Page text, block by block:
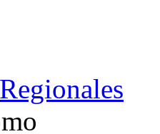
Regionales